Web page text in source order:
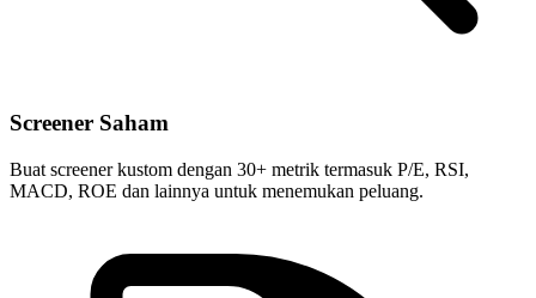
Screener Saham
Buat screener kustom dengan 30+ metrik termasuk P/E, RSI,
MACD, ROE dan lainnya untuk menemukan peluang.